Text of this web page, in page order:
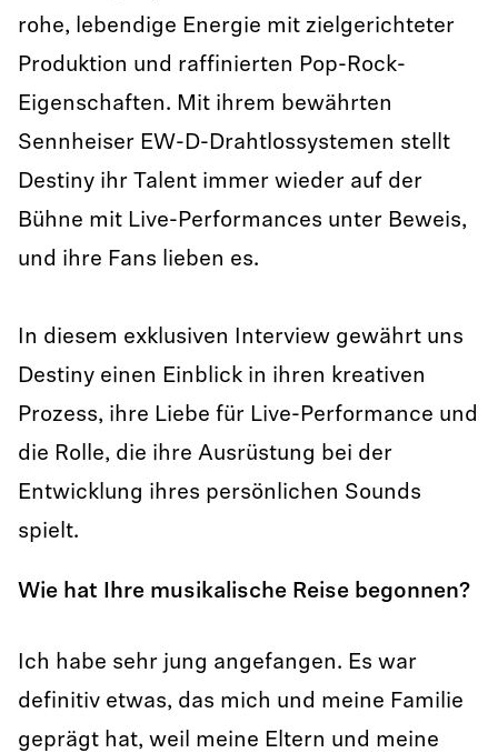
rohe, lebendige Energie mit zielgerichteter
Produktion und raffinierten Pop-Rock-
Eigenschaften. Mit ihrem bewährten
Sennheiser EW-D-Drahtlossystemen stellt
Destiny ihr Talent immer wieder auf der
Bühne mit Live-Performances unter Beweis,
und ihre Fans lieben es.
In diesem exklusiven Interview gewährt uns
Destiny einen Einblick in ihren kreativen
Prozess, ihre Liebe für Live-Performance und
die Rolle, die ihre Ausrüstung bei der
Entwicklung ihres persönlichen Sounds
spielt.
Wie hat Ihre musikalische Reise begonnen?
Ich habe sehr jung angefangen. Es war
definitiv etwas, das mich und meine Familie
geprägt hat, weil meine Eltern und meine